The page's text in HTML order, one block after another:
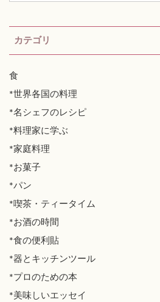
カテゴリ
食
*世界各国の料理
*名シェフのレシピ
*料理家に学ぶ
*家庭料理
*お菓子
*パン
*喫茶・ティータイム
*お酒の時間
*食の便利貼
*器とキッチンツール
*プロのための本
*美味しいエッセイ